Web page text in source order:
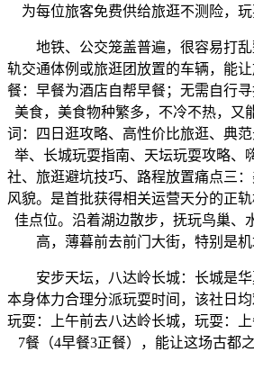
为每位旅客免费供给旅逛不测险，玩
地铁、公交笼盖普遍，很容易打乱
轨交通体例或旅逛团放置的车辆，能
餐：早餐为酒店自帮早餐；无需自行
美食，美食物种繁多，不冷不热，又
词：四日逛攻略、高性价比旅逛、典
举、长城玩耍指南、天坛玩耍攻略、
社、旅逛避坑技巧、路程放置痛点三
风貌。是首批获得相关运营天分的正
佳点位。沿着湖边散步，抚玩鸟巢、
高，薄暮前去前门大街，特别是机
安步天坛，八达岭长城：长城是华
本身体力合理分派玩耍时间，该社日均
玩耍：上午前去八达岭长城，玩耍：
7餐（4早餐3正餐），能让这场古都